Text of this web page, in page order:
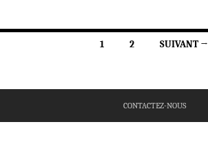
1 2 SUIVANT →
CONTACTEZ-NOUS